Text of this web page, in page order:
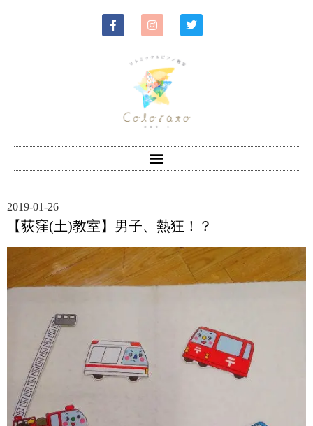
2019-01-26
【荻窪(土)教室】男子、熱狂！？